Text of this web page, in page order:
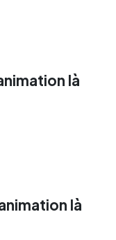
là
là